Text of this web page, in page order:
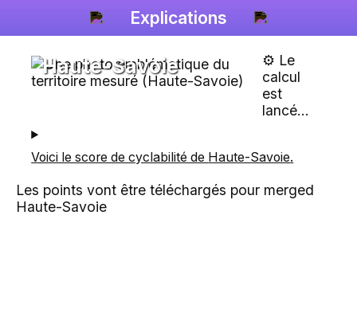
Explications
Haute-Savoie
⚙️ Le
calcul
est
lancé...
Voici le score de cyclabilité de Haute-Savoie.
Les points vont être téléchargés pour merged
Haute-Savoie